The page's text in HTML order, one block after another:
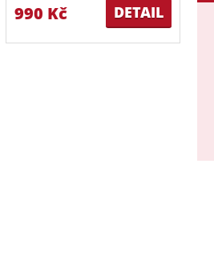
DETAIL
990 Kč